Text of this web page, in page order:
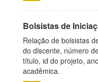
Bolsistas de
Relação de bolsistas
do discente, número
título, id do projeto,
acadêmica.